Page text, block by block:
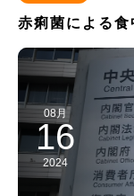
赤痢菌による
08月
16
2024